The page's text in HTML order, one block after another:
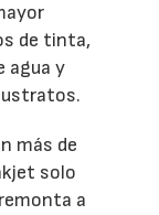
de tinta,
agua y
más de
solo
a